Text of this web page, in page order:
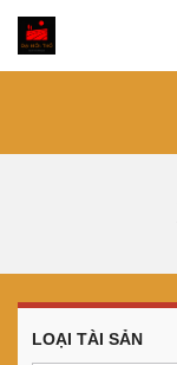
LOẠI TÀI SẢN